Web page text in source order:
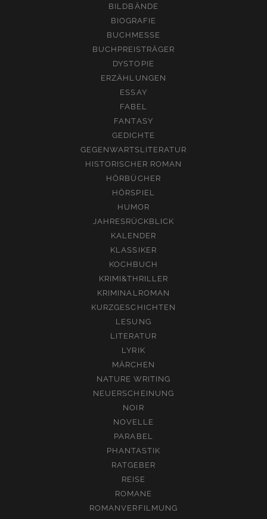
BILDBÄNDE
BIOGRAFIE
BUCHMESSE
BUCHPREISTRÄGER
DYSTOPIE
ERZÄHLUNGEN
ESSAY
FABEL
FANTASY
GEDICHTE
GEGENWARTSLITERATUR
HISTORISCHER ROMAN
HÖRBÜCHER
HÖRSPIEL
HUMOR
JAHRESRÜCKBLICK
KALENDER
KLASSIKER
KOCHBUCH
KRIMI&THRILLER
KRIMINALROMAN
KURZGESCHICHTEN
LESUNG
LITERATUR
LYRIK
MÄRCHEN
NATURE WRITING
NEUERSCHEINUNG
NOIR
NOVELLE
PARABEL
PHANTASTIK
RATGEBER
REISE
ROMANE
ROMANVERFILMUNG